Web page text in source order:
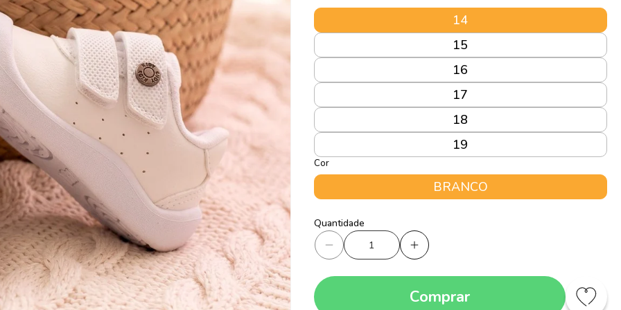
14
15
16
17
18
19
Cor
BRANCO
Quantidade
Quantidade
Diminuir
Aumentar
de
Comprar